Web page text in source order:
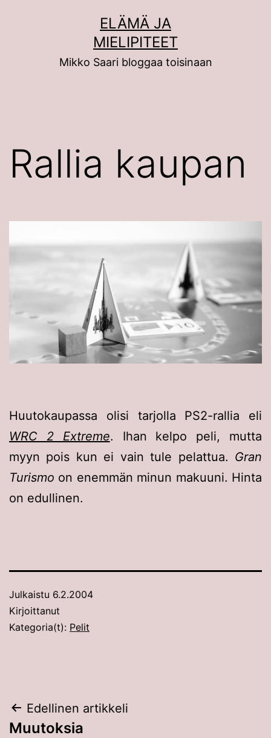
ELÄMÄ JA
MIELIPITEET
Mikko Saari bloggaa toisinaan
Rallia kaupan
Huutokaupassa olisi tarjolla PS2-rallia eli
WRC 2 Extreme. Ihan kelpo peli, mutta
myyn pois kun ei vain tule pelattua. Gran
Turismo on enemmän minun makuuni. Hinta
on edullinen.
Julkaistu 6.2.2004
Kirjoittanut
Kategoria(t): Pelit
Artikkelien
Edellinen artikkeli
Muutoksia